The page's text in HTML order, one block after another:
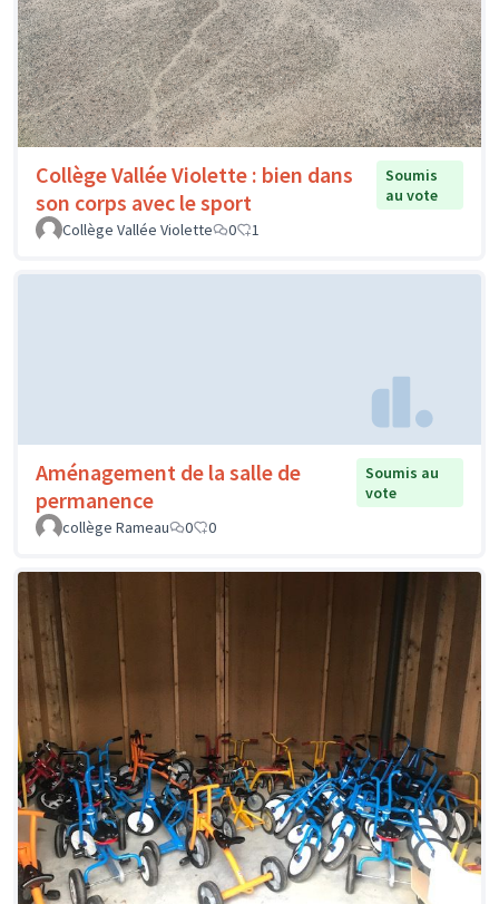
Collège Vallée Violette : bien dans
son corps avec le sport
Soumis
au vote
Collège Vallée Violette
0 1
Aménagement de la salle de
permanence
Soumis au
vote
collège Rameau
0 0